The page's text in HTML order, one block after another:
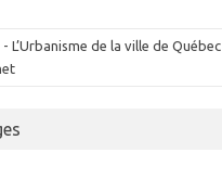
- L’Urbanisme de la ville de Québec